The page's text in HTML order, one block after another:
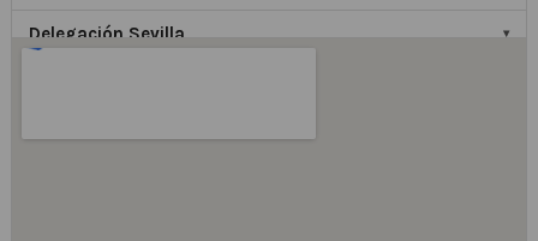
Delegación Sevilla ▾